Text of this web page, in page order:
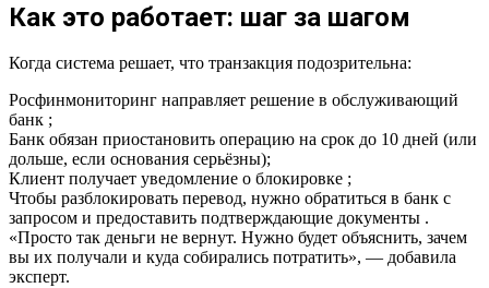
Как это работает: шаг за шагом
Когда система решает, что транзакция подозрительна:
Росфинмониторинг направляет решение в обслуживающий
банк ;
Банк обязан приостановить операцию на срок до 10 дней (или
дольше, если основания серьёзны);
Клиент получает уведомление о блокировке ;
Чтобы разблокировать перевод, нужно обратиться в банк с
запросом и предоставить подтверждающие документы .
«Просто так деньги не вернут. Нужно будет объяснить, зачем
вы их получали и куда собирались потратить», — добавила
эксперт.